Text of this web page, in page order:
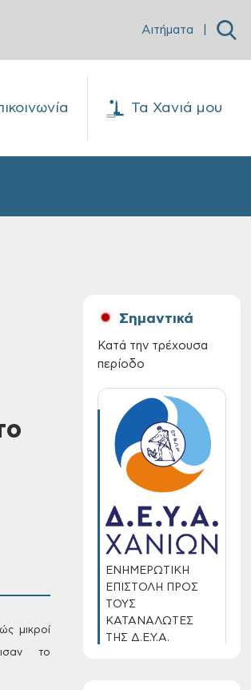
Αιτήματα
Τα Χανιά μου
μικροί
το
Σημαντικά
Κατά την τρέχουσα
περίοδο
ΕΝΗΜΕΡΩΤΙΚΗ
ΕΠΙΣΤΟΛΗ ΠΡΟΣ
ΤΟΥΣ
ΚΑΤΑΝΑΛΩΤΕΣ
ΤΗΣ Δ.Ε.Υ.Α.